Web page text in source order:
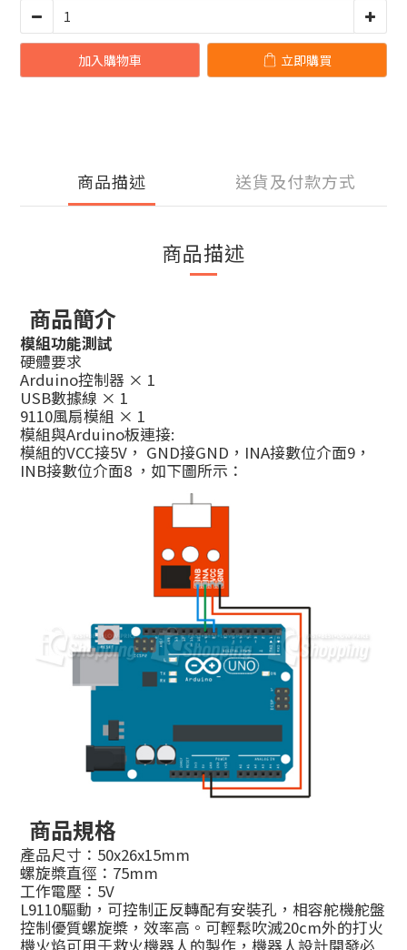
加入購物車 立即購買
商品描述 送貨及付款方式
商品描述
商品簡介
模組功能測試
硬體要求
Arduino控制器 × 1
USB數據線 × 1
9110風扇模組 × 1
模組與Arduino板連接:
模組的VCC接5V， GND接GND，INA接數位介面9，
INB接數位介面8 ，如下圖所示：
商品規格
產品尺寸：50x26x15mm
螺旋槳直徑：75mm
工作電壓：5V
L9110驅動，可控制正反轉配有安裝孔，相容舵機舵盤
控制優質螺旋槳，效率高。可輕鬆吹滅20cm外的打火
機火焰可用于救火機器人的製作，機器人設計開發必